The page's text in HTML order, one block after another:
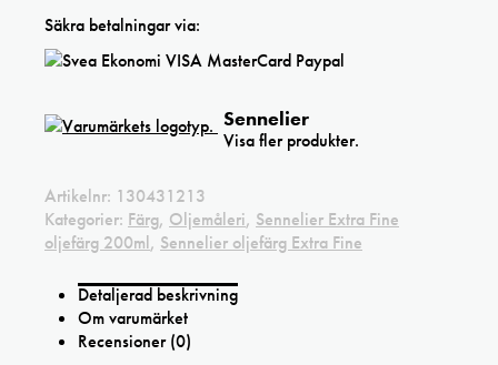
Säkra betalningar via:
Sennelier
Visa fler produkter.
Artikelnr: 130431213
Kategorier: Färg, Oljemåleri, Sennelier Extra Fine
oljefärg 200ml, Sennelier oljefärg Extra Fine
Detaljerad beskrivning
Om varumärket
Recensioner (0)